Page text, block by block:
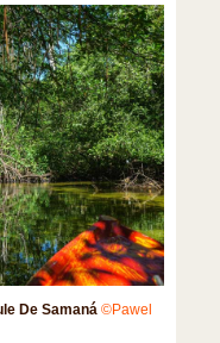
De Samaná ©Pawel